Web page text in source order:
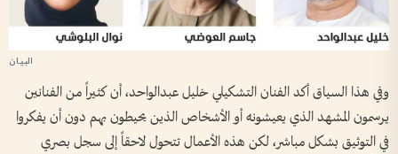
وفي هذا السياق أكد الفنان التشكيلي خليل عبدالواحد، أن كثيراً من الفنانين
يرسمون المشهد الذي يعيشونه أو الأشخاص الذين يحيطون بهم دون أن يفكروا
في التوثيق بشكل مباشر، لكن هذه الأعمال تتحول لاحقاً إلى سجل بصري